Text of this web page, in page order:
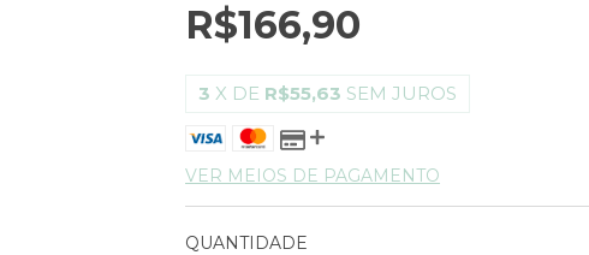
R$166,90
3 X DE R$55,63 SEM JUROS
VER MEIOS DE PAGAMENTO
QUANTIDADE